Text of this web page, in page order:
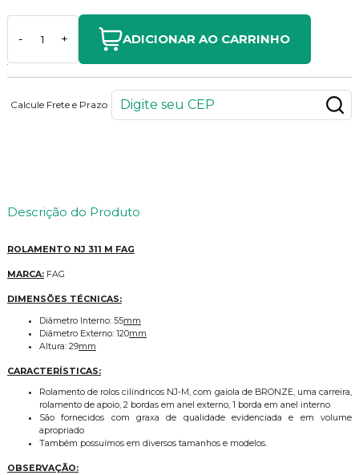
- + ADICIONAR AO CARRINHO
Calcule Frete e Prazo
Descrição do Produto
ROLAMENTO NJ 311 M FAG
MARCA:FAG
DIMENSÕES TÉCNICAS:
Diâmetro Interno: 55mm
Diâmetro Externo: 120mm
Altura: 29mm
CARACTERÍSTICAS:
Rolamento de rolos cilíndricos NJ-M, com gaiola de BRONZE, uma carreira,
rolamento de apoio, 2 bordas em anel externo, 1 borda em anel interno
São fornecidos com graxa de qualidade evidenciada e em volume
apropriado
Também possuímos em diversos tamanhos e modelos.
OBSERVAÇÃO: